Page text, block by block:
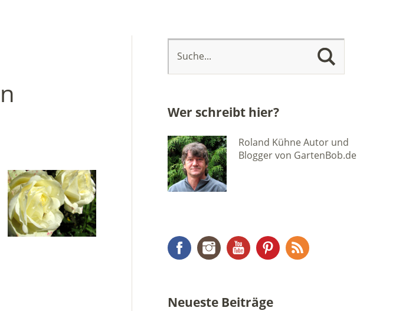
Wer schreibt hier?
Roland Kühne Autor und
Blogger von GartenBob.de
FacebookInstagramYouTubePinterestRSS Feed
Neueste Beiträge